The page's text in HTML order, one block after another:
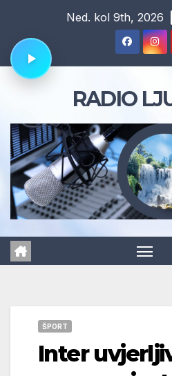
content
Ned. kol 9th, 2026
RADIO
ŠPORT
Inter